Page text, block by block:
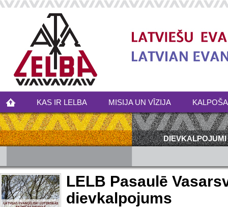
KAS IR LELBA MISIJA UN VĪZIJA
DIEVKALPOJUMI
LELB Pasaulē
dievkalpojums